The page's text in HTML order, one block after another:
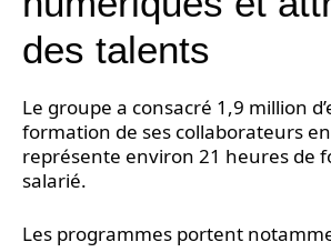
des talents
Le groupe a consacré 1,9 million
formation de ses collaborateurs
représente environ 21 heures de
salarié.
Les programmes portent